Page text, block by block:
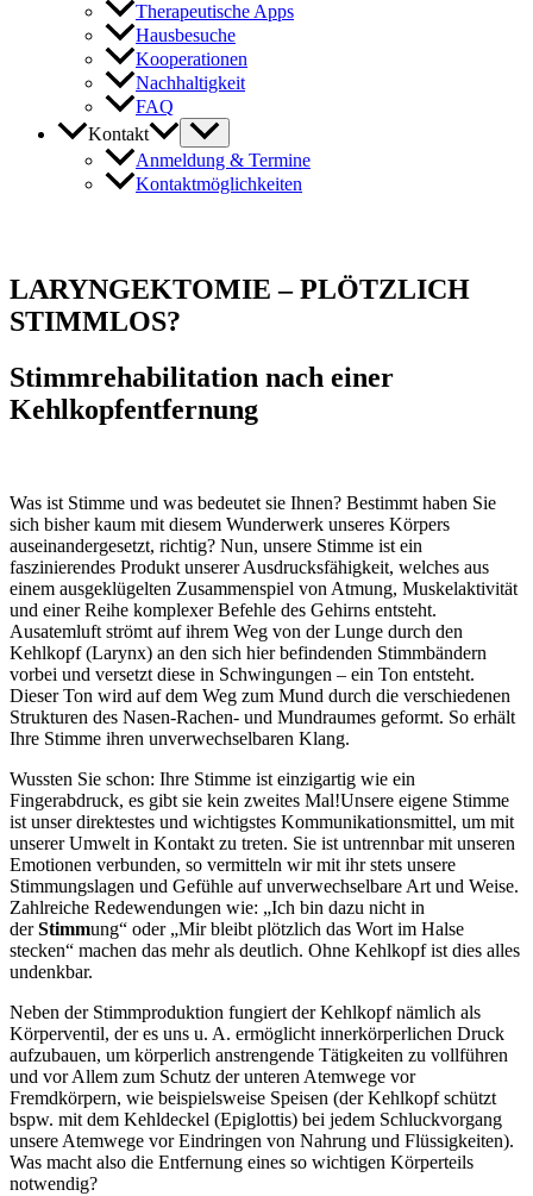
Therapeutische Apps
Hausbesuche
Kooperationen
Nachhaltigkeit
FAQ
Kontakt
Anmeldung & Termine
Kontaktmöglichkeiten
LARYNGEKTOMIE – PLÖTZLICH
STIMMLOS?
Stimmrehabilitation nach einer
Kehlkopfentfernung
Was ist Stimme und was bedeutet sie Ihnen? Bestimmt haben Sie
sich bisher kaum mit diesem Wunderwerk unseres Körpers
auseinandergesetzt, richtig? Nun, unsere Stimme ist ein
faszinierendes Produkt unserer Ausdrucksfähigkeit, welches aus
einem ausgeklügelten Zusammenspiel von Atmung, Muskelaktivität
und einer Reihe komplexer Befehle des Gehirns entsteht.
Ausatemluft strömt auf ihrem Weg von der Lunge durch den
Kehlkopf (Larynx) an den sich hier befindenden Stimmbändern
vorbei und versetzt diese in Schwingungen – ein Ton entsteht.
Dieser Ton wird auf dem Weg zum Mund durch die verschiedenen
Strukturen des Nasen-Rachen- und Mundraumes geformt. So erhält
Ihre Stimme ihren unverwechselbaren Klang.
Wussten Sie schon: Ihre Stimme ist einzigartig wie ein
Fingerabdruck, es gibt sie kein zweites Mal!Unsere eigene Stimme
ist unser direktestes und wichtigstes Kommunikationsmittel, um mit
unserer Umwelt in Kontakt zu treten. Sie ist untrennbar mit unseren
Emotionen verbunden, so vermitteln wir mit ihr stets unsere
Stimmungslagen und Gefühle auf unverwechselbare Art und Weise.
Zahlreiche Redewendungen wie: „Ich bin dazu nicht in
derStimmung“ oder „Mir bleibt plötzlich das Wort im Halse
stecken“ machen das mehr als deutlich. Ohne Kehlkopf ist dies alles
undenkbar.
Neben der Stimmproduktion fungiert der Kehlkopf nämlich als
Körperventil, der es uns u. A. ermöglicht innerkörperlichen Druck
aufzubauen, um körperlich anstrengende Tätigkeiten zu vollführen
und vor Allem zum Schutz der unteren Atemwege vor
Fremdkörpern, wie beispielsweise Speisen (der Kehlkopf schützt
bspw. mit dem Kehldeckel (Epiglottis) bei jedem Schluckvorgang
unsere Atemwege vor Eindringen von Nahrung und Flüssigkeiten).
Was macht also die Entfernung eines so wichtigen Körperteils
notwendig?